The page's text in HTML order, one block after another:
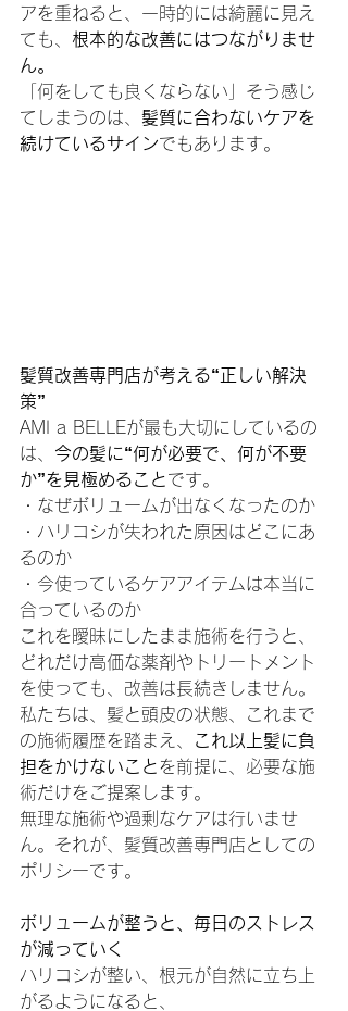
アを重ねると、一時的には綺麗に見え
ても、 根本的な改善にはつながりませ
ん。
「何をしても良くならない」そう感じ
てしまうのは、 髪質に合わないケアを
続けているサインでもあります。
髪質改善専門店が考える“正しい解決
策”
AMI a BELLEが最も大切にしているの
は、 今の髪に“何が必要で、何が不要
か”を見極めることです。
・なぜボリュームが出なくなったのか
・ハリコシが失われた原因はどこにあ
るのか
・今使っているケアアイテムは本当に
合っているのか
これを曖昧にしたまま施術を行うと、
どれだけ高価な薬剤やトリートメント
を使っても、改善は長続きしません。
私たちは、髪と頭皮の状態、これまで
の施術履歴を踏まえ、
これ以上髪に負
担をかけないことを前提に、必要な施
術だけをご提案します。
無理な施術や過剰なケアは行いませ
ん。それが、髪質改善専門店としての
ポリシーです。
ボリュームが整うと、毎日のストレス
が減っていく
ハリコシが整い、根元が自然に立ち上
がるようになると、